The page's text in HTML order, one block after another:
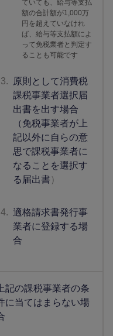
ていても、給与等支払
額の合計額が1,000万
円を超えていなけれ
ば、給与等支払額によ
って免税業者と判定す
ることも可能です
3.
原則として消費税
課税事業者選択届
出書を出す場合
（免税事業者が上
記以外に自らの意
思で課税事業者に
なることを選択す
る届出書）
4. 適格請求書発行事
業者に登録する場
合
上記の課税事業者の条
に当てはまらない場